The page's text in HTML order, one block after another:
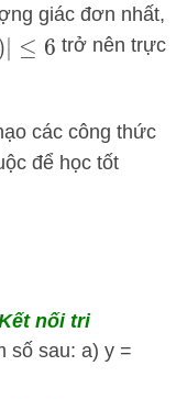
giác đơn nhất,
≤ 6 trở nên trực
các công thức
để học tốt
nối tri
số sau: a) y =